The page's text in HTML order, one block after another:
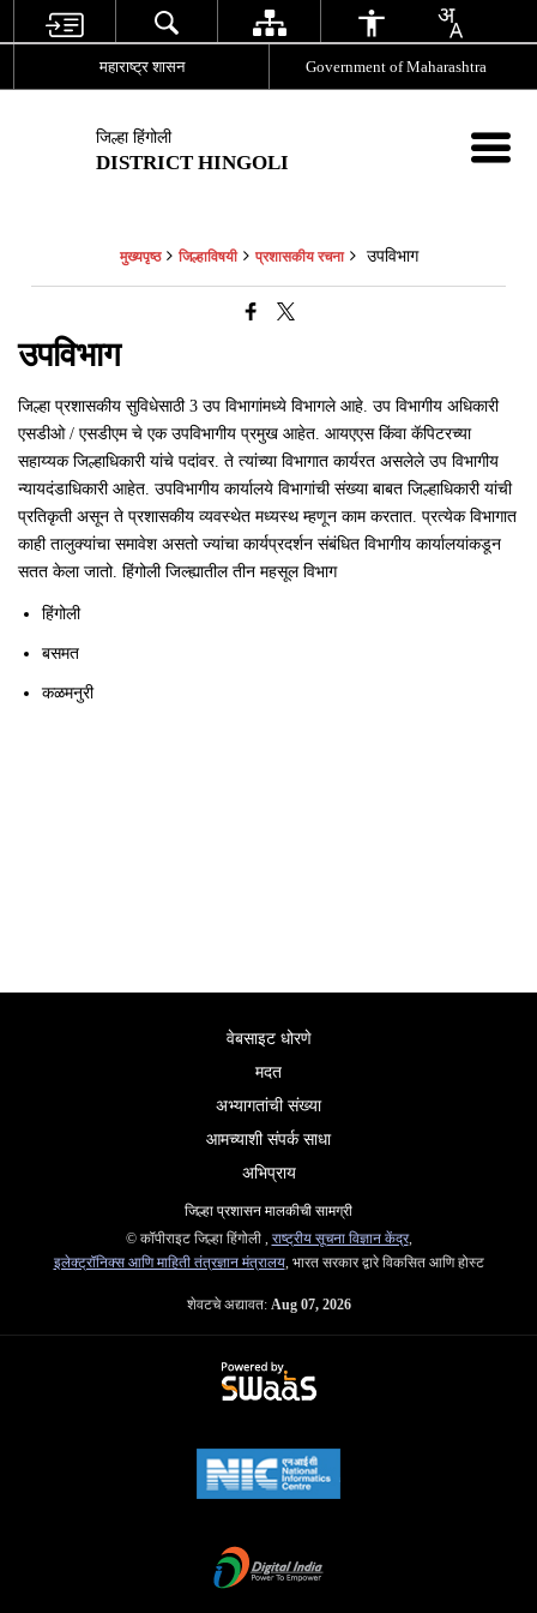
महाराष्ट्र शासन Government of Maharashtra
जिल्हा हिंगोली
DISTRICT HINGOLI
मुख्यपृष्ठ जिल्हाविषयी प्रशासकीय रचना उपविभाग
उपविभाग
जिल्हा प्रशासकीय सुविधेसाठी 3 उप विभागांमध्ये विभागले आहे. उप विभागीय अधिकारी
एसडीओ / एसडीएम चे एक उपविभागीय प्रमुख आहेत. आयएएस किंवा कॅपिटरच्या
सहाय्यक जिल्हाधिकारी यांचे पदांवर. ते त्यांच्या विभागात कार्यरत असलेले उप विभागीय
न्यायदंडाधिकारी आहेत. उपविभागीय कार्यालये विभागांची संख्या बाबत जिल्हाधिकारी यांची
प्रतिकृती असून ते प्रशासकीय व्यवस्थेत मध्यस्थ म्हणून काम करतात. प्रत्येक विभागात
काही तालुक्यांचा समावेश असतो ज्यांचा कार्यप्रदर्शन संबंधित विभागीय कार्यालयांकडून
सतत केला जातो. हिंगोली जिल्ह्यातील तीन महसूल विभाग
हिंगोली
बसमत
कळमनुरी
वेबसाइट धोरणे
मदत
अभ्यागतांची संख्या
आमच्याशी संपर्क साधा
अभिप्राय
जिल्हा प्रशासन मालकीची सामग्री
© कॉपीराइट जिल्हा हिंगोली , राष्ट्रीय सूचना विज्ञान केंद्र,
इलेक्ट्रॉनिक्स आणि माहिती तंत्रज्ञान मंत्रालय, भारत सरकार द्वारे विकसित आणि होस्ट
शेवटचे अद्यावत: Aug 07, 2026